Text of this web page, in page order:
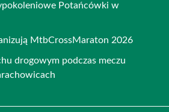
Potańcówki w
MtbCrossMaraton 2026
drogowym podczas meczu